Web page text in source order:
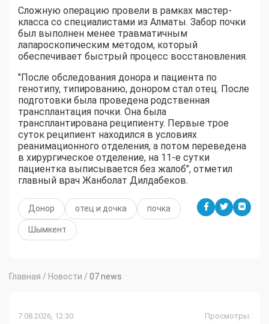
Сложную операцию провели в рамках мастер-
класса со специалистами из Алматы. Забор почки
был выполнен менее травматичным
лапароскопическим методом, который
обеспечивает быстрый процесс восстановления.
"После обследования донора и пациента по
генотипу, типированию, донором стал отец. После
подготовки была проведена родственная
трансплантация почки. Она была
трансплантирована реципиенту. Первые трое
суток реципиент находился в условиях
реанимационного отделения, а потом переведена
в хирургическое отделение, на 11-е сутки
пациентка выписывается без жалоб", отметил
главный врач Жанболат Дилдабеков.
Донор отец и дочка почка
Шымкент
Главная / Новости / 07 news
7.08.2026, 12:30 Просмотры: